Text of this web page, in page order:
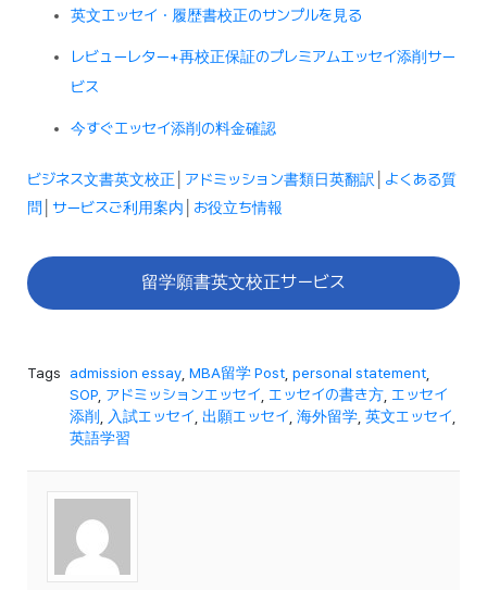
英文エッセイ・履歴書校正のサンプルを見る
レビューレター+再校正保証のプレミアムエッセイ添削サー
ビス
今すぐエッセイ添削の料金確認
ビジネス文書英文校正 アドミッション書類日英翻訳
よくある質
問
サービスご利用案内 お役立ち情報
留学願書英文校正サービス
Tags admission essay MBA留学 Post personal statement
SOP アドミッションエッセイ エッセイの書き方 エッセイ
添削
入試エッセイ 出願エッセイ 海外留学 英文エッセイ
英語学習